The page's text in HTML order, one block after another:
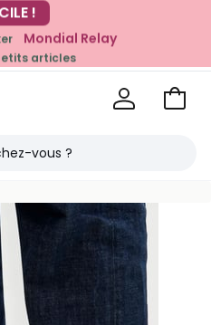
39€*
mode
Mondial Relay
articles
Voir